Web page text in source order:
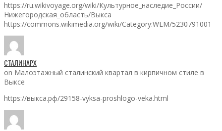
https://ru.wikivoyage.org/wiki/Культурное_наследие_России/
Нижегородская_область/Выкса
https://commons.wikimedia.org/wiki/Category:WLM/5230791001
СТАЛИНАРХ
on Малоэтажный сталинский квартал в кирпичном стиле в
Выксе
https://выкса.рф/29158-vyksa-proshlogo-veka.html